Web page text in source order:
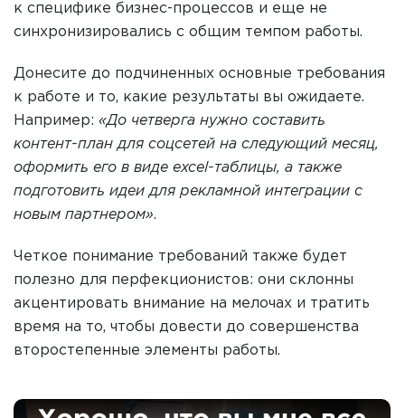
к специфике бизнес-процессов и еще не
синхронизировались с общим темпом работы.
Донесите до подчиненных основные требования
к работе и то, какие результаты вы ожидаете.
Например: «До четверга нужно составить
контент-план для соцсетей на следующий месяц,
оформить его в виде excel-таблицы, а также
подготовить идеи для рекламной интеграции с
новым партнером».
Четкое понимание требований также будет
полезно для перфекционистов: они склонны
акцентировать внимание на мелочах и тратить
время на то, чтобы довести до совершенства
второстепенные элементы работы.